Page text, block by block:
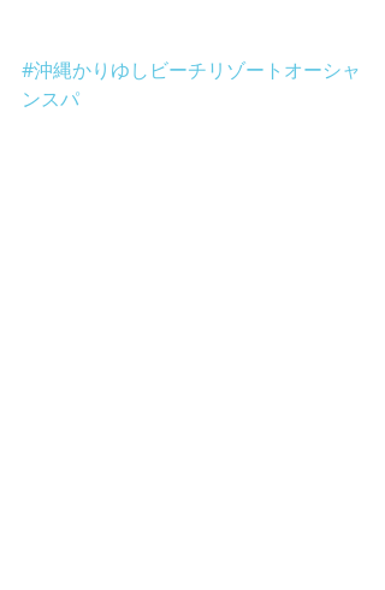
#沖縄かりゆしビーチリゾートオーシャ
ンスパ